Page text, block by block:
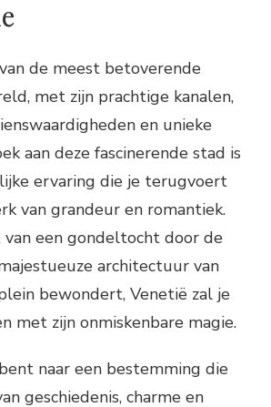
de meest betoverende
met zijn prachtige kanalen,
en unieke
aan deze fascinerende stad is
ervaring die je terugvoert
van grandeur en romantiek.
een gondeltocht door de
architectuur van
bewondert, Venetië zal je
met zijn onmiskenbare magie.
naar een bestemming die
geschiedenis, charme en